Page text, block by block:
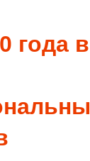
года в